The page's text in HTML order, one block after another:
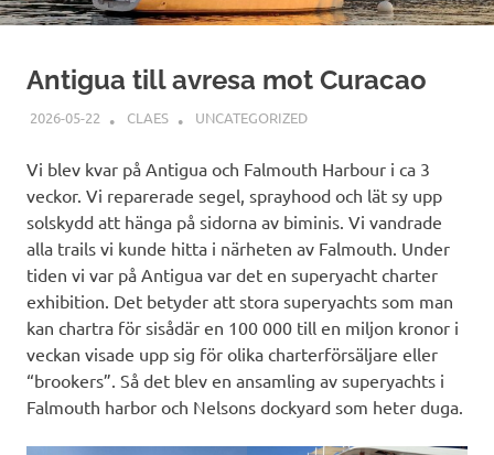
Antigua till avresa mot Curacao
2026-05-22 CLAES UNCATEGORIZED
Vi blev kvar på Antigua och Falmouth Harbour i ca 3
veckor. Vi reparerade segel, sprayhood och lät sy upp
solskydd att hänga på sidorna av biminis. Vi vandrade
alla trails vi kunde hitta i närheten av Falmouth. Under
tiden vi var på Antigua var det en superyacht charter
exhibition. Det betyder att stora superyachts som man
kan chartra för sisådär en 100 000 till en miljon kronor i
veckan visade upp sig för olika charterförsäljare eller
“brookers”. Så det blev en ansamling av superyachts i
Falmouth harbor och Nelsons dockyard som heter duga.